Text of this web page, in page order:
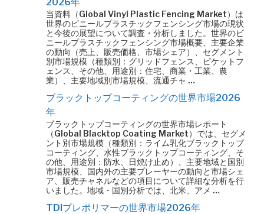
当資料（Global Vinyl Plastic Fencing Market）は
世界のビニールプラスチックフェンシング市場の現状
と今後の展望について調査・分析しました。世界のビ
ニールプラスチックフェンシング市場概要、主要企業
の動向（売上、販売価格、市場シェア）、セグメント
別市場規模（種類別：グリッドフェンス、ピケットフ
ェンス、その他、用途別：住宅、商業・工業、農
業）、主要地域別市場規模、流通チャ …
ブラックトップコーティングの世界市場2026
年
ブラックトップコーティングの世界市場レポート
（Global Blacktop Coating Market）では、セグメ
ント別市場規模（種類別：ライム乳化ブラックトップ
コーティング、水性ブラックトップコーティング、そ
の他、用途別：防水、日焼け止め）、主要地域と国別
市場規模、国内外の主要プレーヤーの動向と市場シェ
ア、販売チャネルなどの項目について詳細な分析を行
いました。地域・国別分析では、北米、アメ …
TDIプレポリマーの世界市場2026年